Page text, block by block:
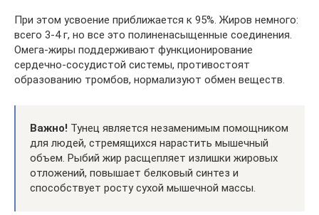
При этом усвоение приближается к 95%. Жиров немного:
всего 3-4 г, но все это полиненасыщенные соединения.
Омега-жиры поддерживают функционирование
сердечно-сосудистой системы, противостоят
образованию тромбов, нормализуют обмен веществ.
Важно! Тунец является незаменимым помощником
для людей, стремящихся нарастить мышечный
объем. Рыбий жир расщепляет излишки жировых
отложений, повышает белковый синтез и
способствует росту сухой мышечной массы.